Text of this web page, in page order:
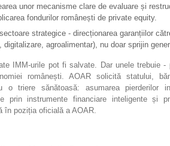
unor mecanisme clare de evaluare și
fondurilor românești de private equity.
strategice - direcționarea garanțiilor
digitalizare, agroalimentar), nu doar sprijin
IMM-urile pot fi salvate. Dar unele trebuie -
românești. AOAR solicită statului,
o triere sănătoasă: asumarea pierderilor
prin instrumente financiare inteligente și
în poziția oficială a AOAR.